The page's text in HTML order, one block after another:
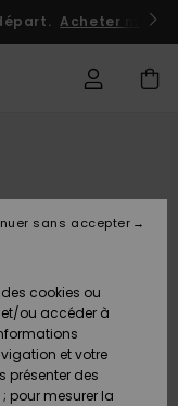
Acheter
cookies ou
ou accéder à
et votre
présenter des
pour mesurer la
sans accepter